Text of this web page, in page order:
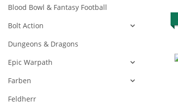
Blood Bowl & Fantasy Football
Bolt Action
Dungeons & Dragons
Epic Warpath
Farben
Feldherr